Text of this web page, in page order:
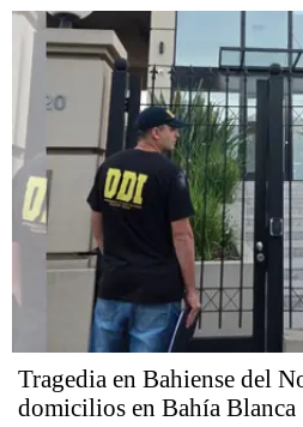
Tragedia en Bahiense del
domicilios en Bahía Blanca